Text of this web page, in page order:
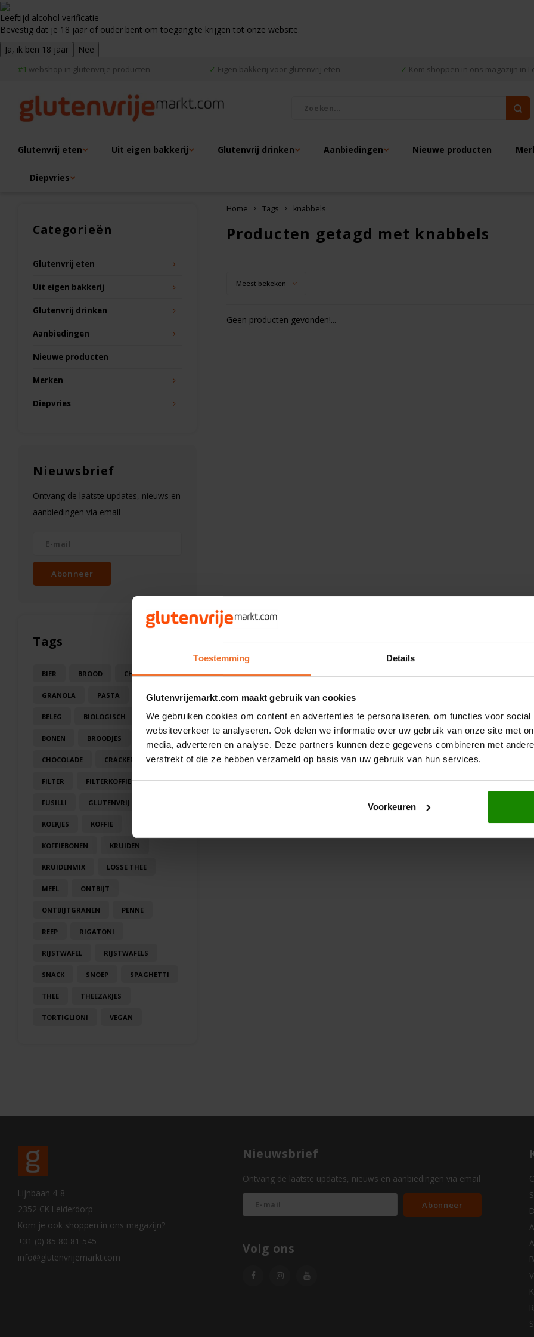
Toestemming Details
Glutenvrijemarkt.com maakt gebruik van cookies
We gebruiken cookies om content en advertenties te personaliseren, om functies voor social
websiteverkeer te analyseren. Ook delen we informatie over uw gebruik van onze site met
media, adverteren en analyse. Deze partners kunnen deze gegevens combineren met
verstrekt of die ze hebben verzameld op basis van uw gebruik van hun services.
Voorkeuren
Leeftijd alcohol verificatie
Bevestig dat je 18 jaar of ouder bent om toegang te krijgen tot onze website.
Ja, ik ben 18 jaar
Nee
#1 webshop in glutenvrije producten ✓ Eigen bakkerij voor glutenvrij eten ✓ Kom shoppen in ons magazijn in
Glutenvrij eten Uit eigen bakkerij Glutenvrij drinken Aanbiedingen Nieuwe producten
Diepvries
Categorieën
Glutenvrij eten
Uit eigen bakkerij
Glutenvrij drinken
Aanbiedingen
Nieuwe producten
Merken
Diepvries
Nieuwsbrief
Ontvang de laatste updates, nieuws en
aanbiedingen via email
Abonneer
Tags
BIER BROOD CHOCOLA
GRANOLA PASTA SAUS
BELEG BIOLOGISCH BLOEM
BONEN BROODJES
CHOCOLADE CRACKERS
FILTER FILTERKOFFIE
FUSILLI GLUTENVRIJ
KOEKJES KOFFIE
KOFFIEBONEN KRUIDEN
KRUIDENMIX LOSSE THEE
MEEL ONTBIJT
ONTBIJTGRANEN PENNE
REEP RIGATONI
RIJSTWAFEL RIJSTWAFELS
SNACK SNOEP SPAGHETTI
THEE THEEZAKJES
TORTIGLIONI VEGAN
Home Tags knabbels
Producten getagd met knabbels
Meest bekeken
Geen producten gevonden!...
Lijnbaan 4-8
2352 CK Leiderdorp
Kom je ook shoppen in ons magazijn?
+31 (0) 85 80 81 545
info@glutenvrijemarkt.com
Nieuwsbrief
Ontvang de laatste updates, nieuws en aanbiedingen via email
Abonneer
Volg ons